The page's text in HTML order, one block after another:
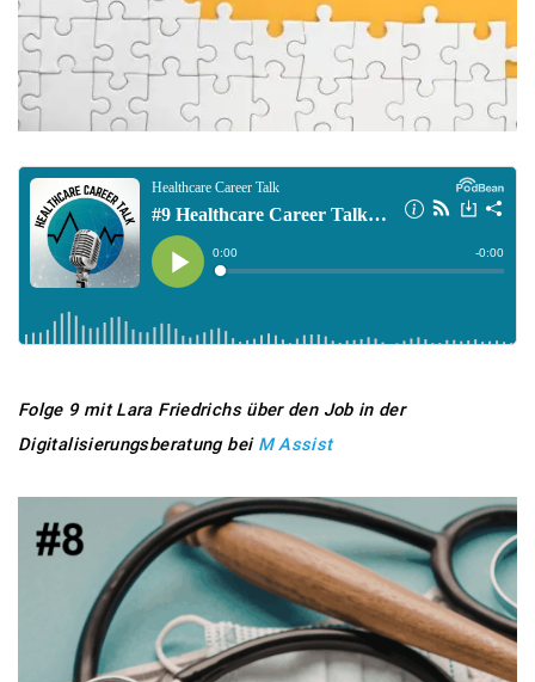
Folge 9 mit Lara Friedrichs über den Job in der
Digitalisierungsberatung bei M Assist